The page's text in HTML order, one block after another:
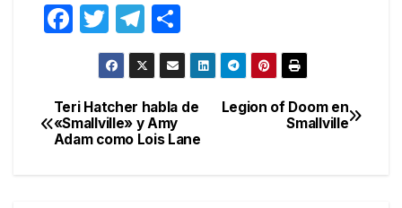
F
e
b
T
w
itt
er
T
el
e
gr
a
o
m
p
ar
Navegación
de
Legion of Doom en
Smallville
Teri Hatcher habla de
«Smallville» y Amy
Adam como Lois Lane